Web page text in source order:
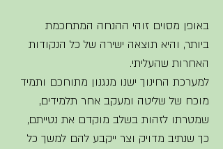
באופן מסוים זוהי ההנחה המתחכמת
ביותר, והיא תוצאה ישירה של כל הנקודות
האחרות שהעליתי.
למערכת החינוך ישנו מנגנון מתוחכם ותמיד
מוכח של שליטה ומעקב אחר תלמידים,
שמטרתו לזהות בשלב מוקדם את נטייתם,
כך שנתיב מדויק וצר ייקבע להם למשך כל